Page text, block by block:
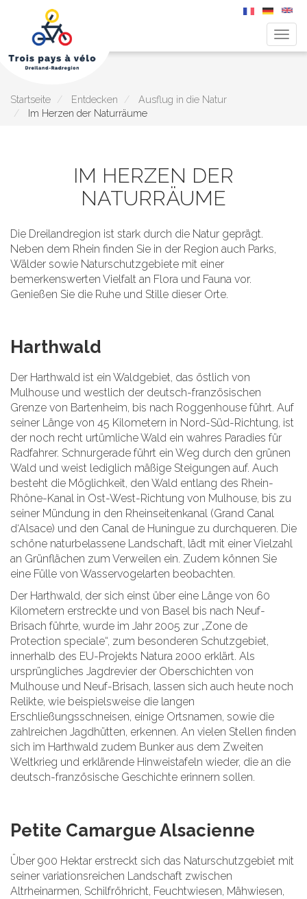
Direkt
Startseite Entdecken
Ausflug in die Natur
Im Herzen der Naturräume
IM HERZEN DER
NATURRÄUME
Die Dreilandregion ist stark durch die Natur geprägt.
Neben dem Rhein finden Sie in der Region auch Parks,
Wälder sowie Naturschutzgebiete mit einer
bemerkenswerten Vielfalt an Flora und Fauna vor.
Genießen Sie die Ruhe und Stille dieser Orte.
Harthwald
Der Harthwald ist ein Waldgebiet, das östlich von
Mulhouse und westlich der deutsch-französischen
Grenze von Bartenheim, bis nach Roggenhouse führt. Auf
seiner Länge von 45 Kilometern in Nord-Süd-Richtung, ist
der noch recht urtümliche Wald ein wahres Paradies für
Radfahrer. Schnurgerade führt ein Weg durch den grünen
Wald und weist lediglich mäßige Steigungen auf. Auch
besteht die Möglichkeit, den Wald entlang des Rhein-
Rhône-Kanal in Ost-West-Richtung von Mulhouse, bis zu
seiner Mündung in den Rheinseitenkanal (Grand Canal
d‘Alsace) und den Canal de Huningue zu durchqueren. Die
schöne naturbelassene Landschaft, lädt mit einer Vielzahl
an Grünflächen zum Verweilen ein. Zudem können Sie
eine Fülle von Wasservogelarten beobachten.
Der Harthwald, der sich einst über eine Länge von 60
Kilometern erstreckte und von Basel bis nach Neuf-
Brisach führte, wurde im Jahr 2005 zur „Zone de
Protection speciale“, zum besonderen Schutzgebiet,
innerhalb des EU-Projekts Natura 2000 erklärt. Als
ursprüngliches Jagdrevier der Oberschichten von
Mulhouse und Neuf-Brisach, lassen sich auch heute noch
Relikte, wie beispielsweise die langen
Erschließungsschneisen, einige Ortsnamen, sowie die
zahlreichen Jagdhütten, erkennen. An vielen Stellen finden
sich im Harthwald zudem Bunker aus dem Zweiten
Weltkrieg und erklärende Hinweistafeln wieder, die an die
deutsch-französische Geschichte erinnern sollen.
Petite Camargue Alsacienne
Über 900 Hektar erstreckt sich das Naturschutzgebiet mit
seiner variationsreichen Landschaft zwischen
Altrheinarmen, Schilfröhricht, Feuchtwiesen, Mähwiesen,